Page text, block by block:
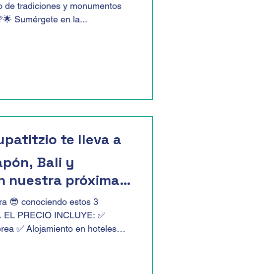
de tradiciones y monumentos
Sumérgete en la...
te lleva a
Bali y
nuestra próxima
25 de mayo
😎 conociendo estos 3
EL PRECIO INCLUYE: ✅
✅ Alojamiento en hoteles